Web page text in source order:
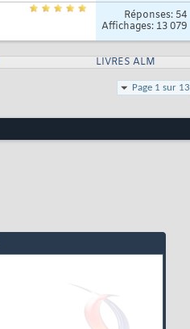
Réponses: 54
Affichages: 13 079
LIVRES ALM
Page 1 sur 13